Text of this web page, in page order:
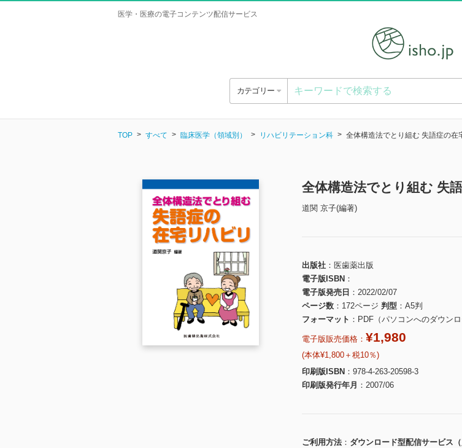
医学・医療の電子コンテンツ配信サービス
カテゴリー
TOP すべて 臨床医学（領域別） リハビリテーション科 全体構造法でとり組む 失語症の在
全体構造法でとり組む 失
道関 京子(編著)
出版社
医歯薬出版
電子版ISBN
電子版発売日
2022/02/07
ページ数
172ページ 判型
A5判
フォーマット
PDF（パソコンへのダウンロ
電子版販売価格： ¥1,980
(本体¥1,800＋税10％)
印刷版ISBN
978-4-263-20598-3
印刷版発行年月
2007/06
ご利用方法
ダウンロード型配信サービス（